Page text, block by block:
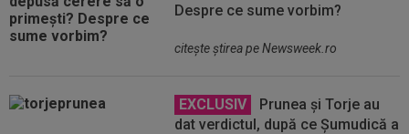
Despre ce sume vorbim?
citeşte ştirea pe Newsweek.ro
EXCLUSIV
Prunea și Torje au
dat verdictul, după ce Șumudică a